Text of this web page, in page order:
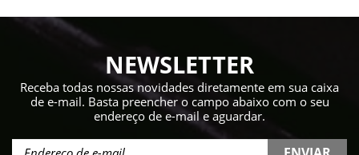
NEWSLETTER
Receba todas nossas novidades diretamente em sua caixa
de e-mail. Basta preencher o campo abaixo com o seu
endereço de e-mail e aguardar.